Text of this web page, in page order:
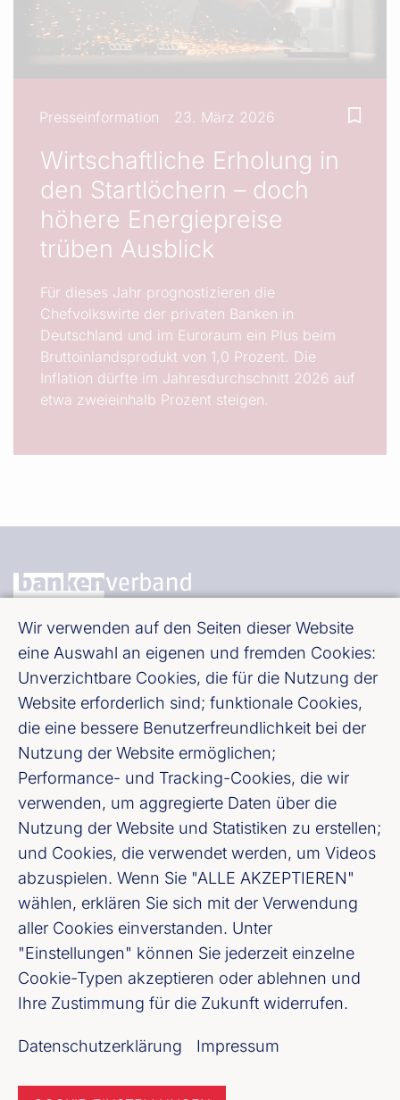
Presseinformation 23. März 2026
Wirtschaftliche Erholung in
den Startlöchern – doch
höhere Energiepreise
trüben Ausblick
Für dieses Jahr prognostizieren die
Chefvolkswirte der privaten Banken in
Deutschland und im Euroraum ein Plus beim
Bruttoinlandsprodukt von 1,0 Prozent. Die
Inflation dürfte im Jahresdurchschnitt 2026 auf
etwa zweieinhalb Prozent steigen.
Wir verwenden auf den Seiten dieser Website
eine Auswahl an eigenen und fremden Cookies:
Unverzichtbare Cookies, die für die Nutzung der
Website erforderlich sind; funktionale Cookies,
die eine bessere Benutzerfreundlichkeit bei der
Nutzung der Website ermöglichen;
Performance- und Tracking-Cookies, die wir
verwenden, um aggregierte Daten über die
Nutzung der Website und Statistiken zu erstellen;
und Cookies, die verwendet werden, um Videos
abzuspielen. Wenn Sie "ALLE AKZEPTIEREN"
wählen, erklären Sie sich mit der Verwendung
aller Cookies einverstanden. Unter
"Einstellungen" können Sie jederzeit einzelne
Cookie-Typen akzeptieren oder ablehnen und
Ihre Zustimmung für die Zukunft widerrufen.
Datenschutzerklärung Impressum
Bundesverband deutscher Banken e. V.
Burgstraße 28, 10178 Berlin
Fußzeile (Bankenverband)
Impressum
LinkedIn
Youtube
Cookie-Einstellungen
Datenschutz
Unser Newsletter Angebot